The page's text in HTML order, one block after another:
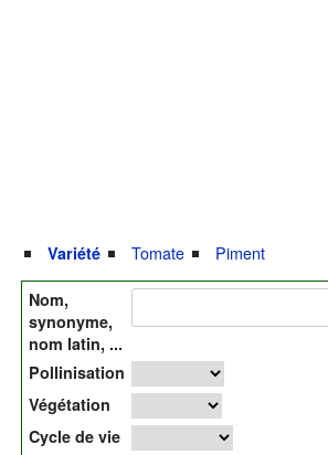
Variété Tomate Piment
Nom,
synonyme,
nom latin, ...
Pollinisation
Végétation
Cycle de vie